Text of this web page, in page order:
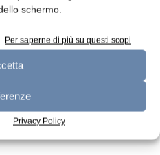
schermo.
Per saperne di più su questi scopi
Privacy Policy
2026 n.5 - Maggio 2026